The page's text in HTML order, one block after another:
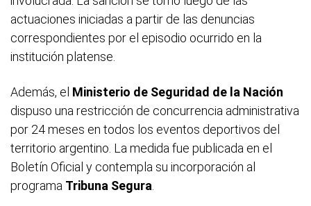
actuaciones iniciadas a partir de las denuncias
correspondientes por el episodio ocurrido en la
institución platense.
Además, el Ministerio de Seguridad de la Nación
dispuso una restricción de concurrencia administrativa
por 24 meses en todos los eventos deportivos del
territorio argentino. La medida fue publicada en el
Boletín Oficial y contempla su incorporación al
programa Tribuna Segura